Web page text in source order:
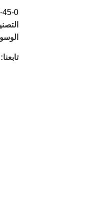
45-0
تابعنا: